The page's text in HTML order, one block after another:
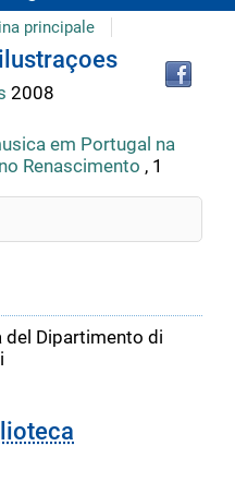
principale
2008
em Portugal na
Renascimento , 1
del Dipartimento di